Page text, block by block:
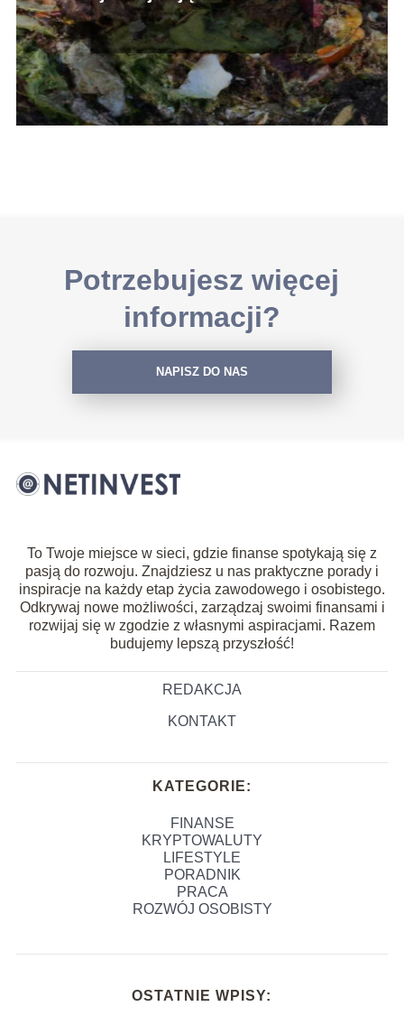
Potrzebujesz więcej
informacji?
NAPISZ DO NAS
To Twoje miejsce w sieci, gdzie finanse spotykają się z
pasją do rozwoju. Znajdziesz u nas praktyczne porady i
inspiracje na każdy etap życia zawodowego i osobistego.
Odkrywaj nowe możliwości, zarządzaj swoimi finansami i
rozwijaj się w zgodzie z własnymi aspiracjami. Razem
budujemy lepszą przyszłość!
REDAKCJA
KONTAKT
KATEGORIE:
FINANSE
KRYPTOWALUTY
LIFESTYLE
PORADNIK
PRACA
ROZWÓJ OSOBISTY
OSTATNIE WPISY: